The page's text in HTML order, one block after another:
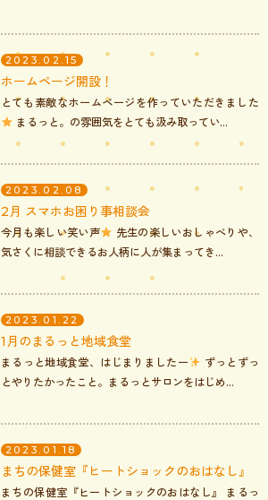
2023.02.15
ホームページ開設！
とても素敵なホームページを作っていただきました
まるっと。の雰囲気をとても汲み取ってい...
2023.02.08
2月 スマホお困り事相談会
今月も楽しい笑い声
先生の楽しいおしゃべりや、
気さくに相談できるお人柄に人が集まってき...
2023.01.22
1月のまるっと地域食堂
まるっと地域食堂、はじまりましたー
ずっとずっ
とやりたかったこと。まるっとサロンをはじめ...
2023.01.18
まちの保健室『ヒートショックのおはなし』
まちの保健室『ヒートショックのおはなし』 まるっ